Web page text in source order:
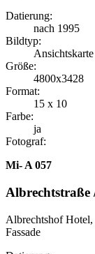
Datierung:
nach 1995
Bildtyp:
Ansichtskarte
Größe:
4800x3428
Format:
15 x 10
Farbe:
ja
Fotograf:
Mi- A 057
Albrechtstraße
Albrechtshof Hotel,
Fassade